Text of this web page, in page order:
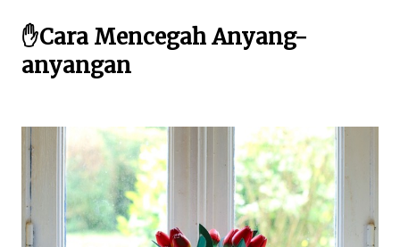
✋Cara Mencegah Anyang-
anyangan